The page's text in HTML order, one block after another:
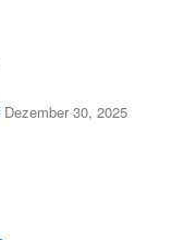
Dezember 30, 2025